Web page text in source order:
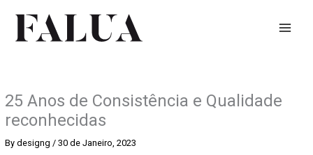
content
25 Anos de Consistência e Qualidade
reconhecidas
By designg / 30 de Janeiro, 2023